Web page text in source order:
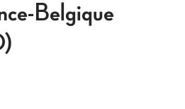
Belgique